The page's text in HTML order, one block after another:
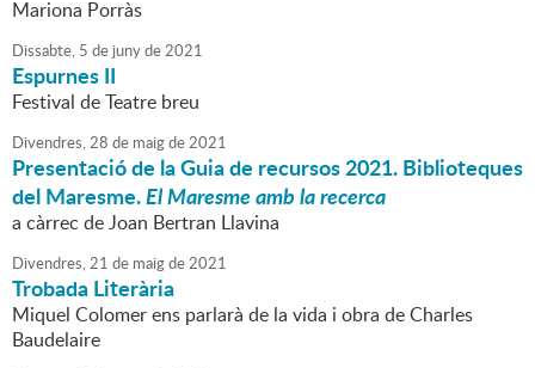
Mariona Porràs
Dissabte, 5 de junyde2021
Espurnes II
Festival de Teatre breu
Divendres,28 de maigde2021
Presentació de la Guia de recursos 2021. Biblioteques
del Maresme.El Maresme amb la recerca
a càrrec de Joan Bertran Llavina
Divendres,21 de maigde2021
Trobada Literària
Miquel Colomer ens parlarà de la vida i obra de Charles
Baudelaire